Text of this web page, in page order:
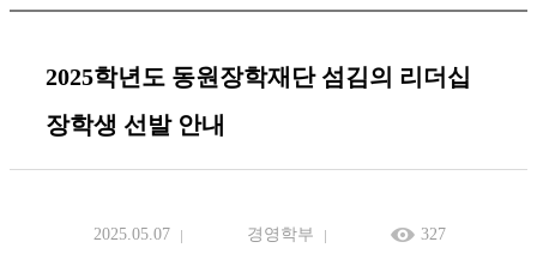
2025학년도 동원장학재단 섬김의 리더십
장학생 선발 안내
2025.05.07 경영학부 327